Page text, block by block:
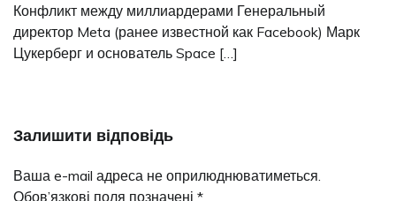
Конфликт между миллиардерами Генеральный
директор Meta (ранее известной как Facebook) Марк
Цукерберг и основатель Space […]
Залишити відповідь
Ваша e-mail адреса не оприлюднюватиметься.
Обов’язкові поля позначені *